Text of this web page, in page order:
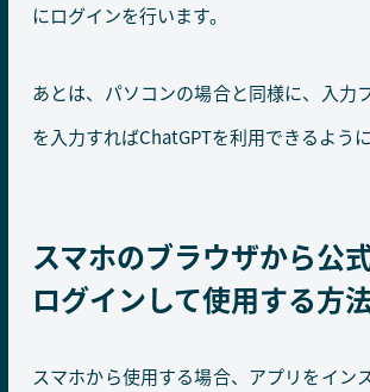
にログインを行います。
あとは、パソコンの場合と同様に、入力
を入力すればChatGPTを利用できるように
スマホのブラウザから公
ログインして使用する方
スマホから使用する場合、アプリをイン